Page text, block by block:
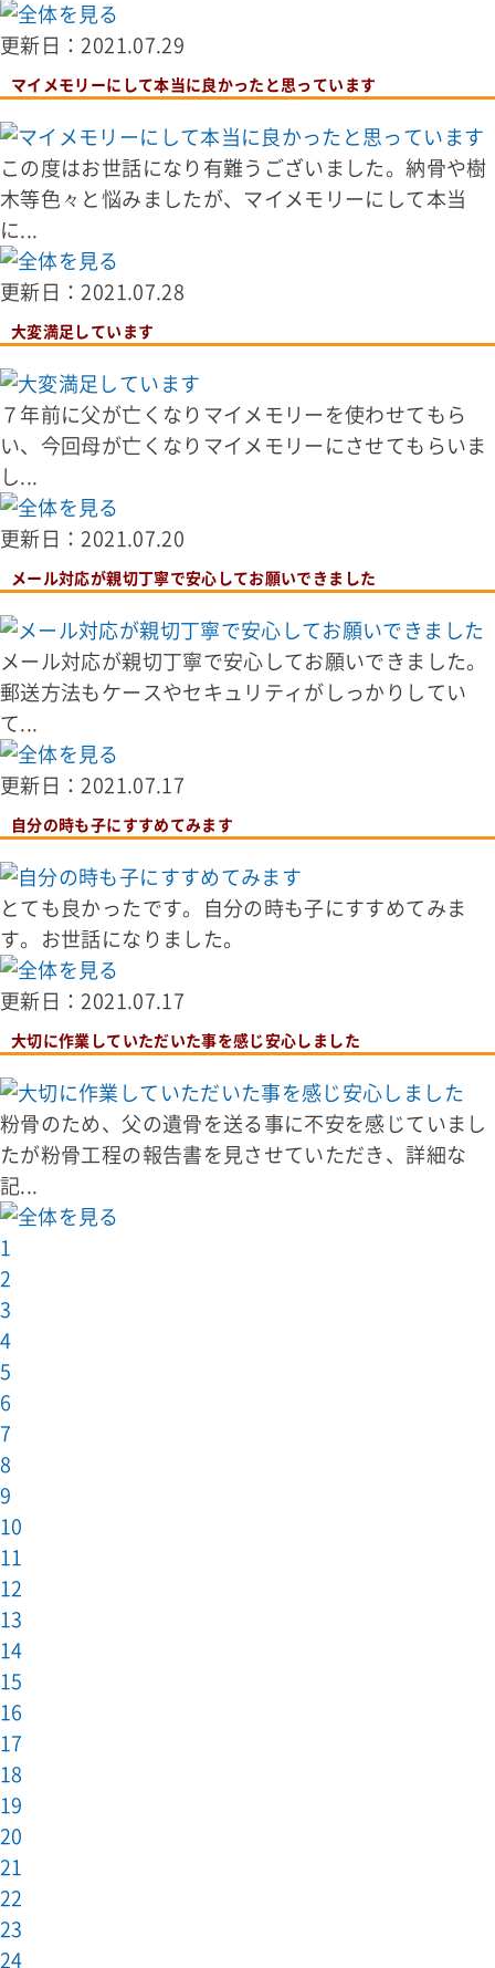
更新日：2021.07.29
マイメモリーにして本当に良かったと思っています
この度はお世話になり有難うございました。納骨や樹
木等色々と悩みましたが、マイメモリーにして本当
に...
更新日：2021.07.28
大変満足しています
７年前に父が亡くなりマイメモリーを使わせてもら
い、今回母が亡くなりマイメモリーにさせてもらいま
し...
更新日：2021.07.20
メール対応が親切丁寧で安心してお願いできました
メール対応が親切丁寧で安心してお願いできました。
郵送方法もケースやセキュリティがしっかりしてい
て...
更新日：2021.07.17
自分の時も子にすすめてみます
とても良かったです。自分の時も子にすすめてみま
す。お世話になりました。
更新日：2021.07.17
大切に作業していただいた事を感じ安心しました
粉骨のため、父の遺骨を送る事に不安を感じていまし
たが粉骨工程の報告書を見させていただき、詳細な
記...
1
2
3
4
5
6
7
8
9
10
11
12
13
14
15
16
17
18
19
20
21
22
23
24